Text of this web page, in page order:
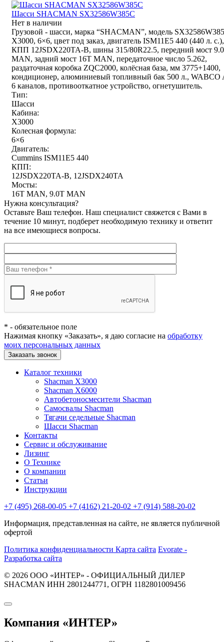
Шасси SHACMAN SX32586W385С
Нет в наличии
Грузовой - шасси, марка “SHACMAN”, модель
X3000, 6×6, цвет под заказ, двигатель ISM11E5 440 (440 л. с.),
КПП 12JSDX220TA-B, шины 315/80R22.5, передний мост
MAN, задний мост 16T MAN, передаточное число 5.262,
раздаточная коробка ZQC2000, колёсная база, мм 3775+1400,
кондиционер, алюминиевый топливный бак 500 л., WABCO
6 каналов, противооткатное устройство, огнетушитель.
Тип:
Шасси
Кабина:
X3000
Колесная формула:
6×6
Двигатель:
Cummins ISM11E5 440
КПП:
12JSDX220TA-B, 12JSDX240TA
Мосты:
16T MAN, 9.0T MAN
Нужна консультация?
Оставьте Ваш телефон. Наш специалист свяжется с Вами в
течение 10 минут, подберет необходимую технику и ответит
на все имеющиеся вопросы.
* - обязательное поле
Нажимая кнопку «Заказать», я даю согласие на обработку
моих персональных данных
Заказать звонок
Каталог техники
Shacman X3000
Shacman X6000
Автобетоносмесители Shacman
Самосвалы Shacman
Тягачи седельные Shacman
Шасси Shacman
Контакты
Сервис и обслуживание
Лизинг
О Технике
О компании
Статьи
Инструкции
+7 (495) 268-00-05 +7 (4162) 21-20-02 +7 (914) 588-20-02
Информация, представленная на сайте, не является публичной
офертой
Политика конфиденциальности Карта сайта Evorate -
Разработка сайта
© 2026 ООО «ИНТЕР» - ОФИЦИАЛЬНЫЙ ДИЛЕР
SHACMAN ИНН 2801244771, ОГРН 1182801009456
Компания «ИНТЕР»